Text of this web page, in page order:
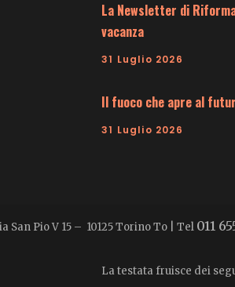
La Newsletter di
vacanza
31 Luglio 2026
Il fuoco che apre al
31 Luglio 2026
Pio V 15 – 10125 Torino To | Tel 011
La testata fruisce dei